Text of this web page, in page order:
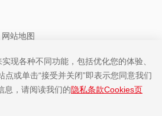
网站地图
5143
现各种不同功能，包括优化您的体验、
点或单击“接受并关闭”即表示您同意我们
息，请阅读我们的隐私条款Cookies页